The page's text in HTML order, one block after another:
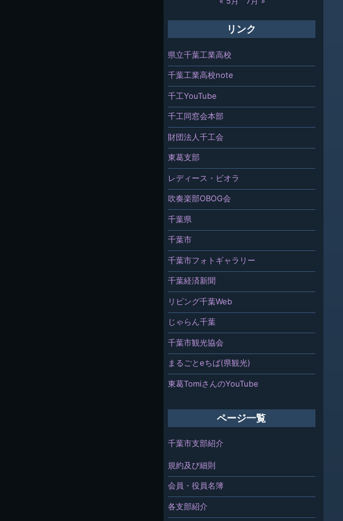
リンク
県立千葉工業高校
千葉工業高校note
千工YouTube
千工同窓会本部
財団法人千工会
東葛支部
レディース・ビオラ
吹奏楽部OBOG会
千葉県
千葉市
千葉市フォトギャラリー
千葉経済新聞
リビング千葉Web
じゃらん千葉
千葉市観光協会
まるごとeちば(県観光)
東葛TomiさんのYouTube
ページ一覧
千葉市支部紹介
規約及び細則
会員・役員名簿
各支部紹介